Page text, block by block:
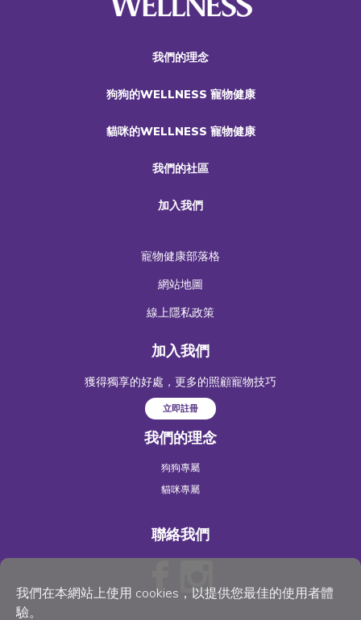
我們在本網站上使用 cookies，以提供您最佳的使用者體
驗。
我們的理念
狗狗的WELLNESS 寵物健康
貓咪的WELLNESS 寵物健康
我們的社區
加入我們
寵物健康部落格
網站地圖
線上隱私政策
加入我們
獲得獨享的好處，更多的照顧寵物技巧
立即註冊
我們的理念
狗狗專屬
貓咪專屬
聯絡我們